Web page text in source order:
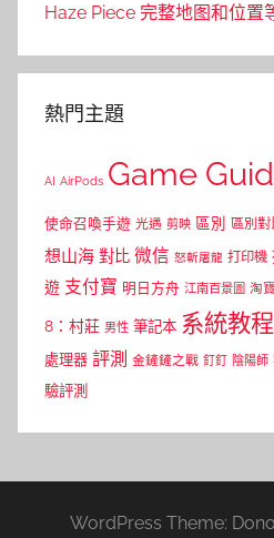
Haze Piece 完整地图和位置
熱門主題
AI AirPods Game
使命召喚手遊 光遇 剪映 區別 區別對
想山海 對比 微信 怒斬屠龍 打印機
遊 支付寶 明日方舟 江南百景圖 淘寶
8：村莊 男性 筆記本 系統教程
處理器 評測 金鏟鏟之戰 釘釘 陰陽師
驗評測
WordPress Theme: